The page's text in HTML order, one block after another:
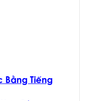
Bằng Tiếng